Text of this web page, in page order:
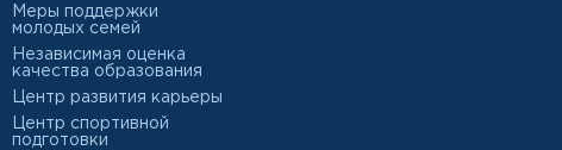
Меры поддержки
молодых семей
Независимая оценка
качества образования
Центр развития карьеры
Центр спортивной
подготовки